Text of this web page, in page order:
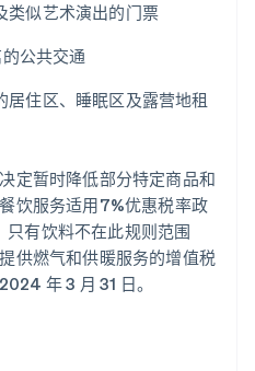
类似艺术演出的门票
公共交通
居住区、睡眠区及露营地租
定暂时降低部分特定商品和
饮服务适用7%优惠税率政
有饮料不在此规则范围
供燃气和供暖服务的增值税
年 3 月 31 日。